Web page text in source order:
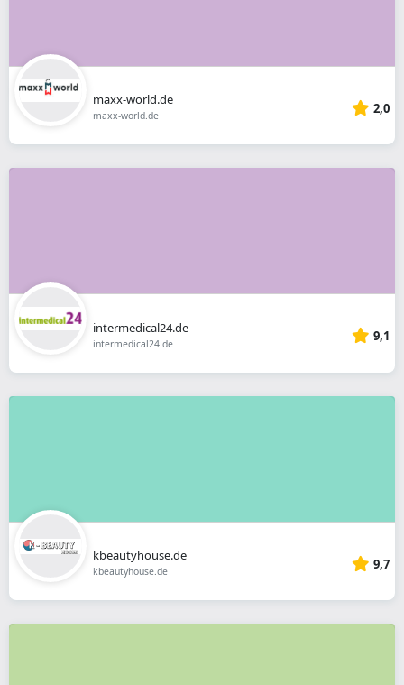
maxx-world.de
maxx-world.de 2,0
intermedical24.de
intermedical24.de 9,1
kbeautyhouse.de
kbeautyhouse.de 9,7